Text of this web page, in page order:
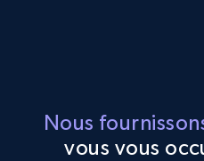
Nous
vous vous